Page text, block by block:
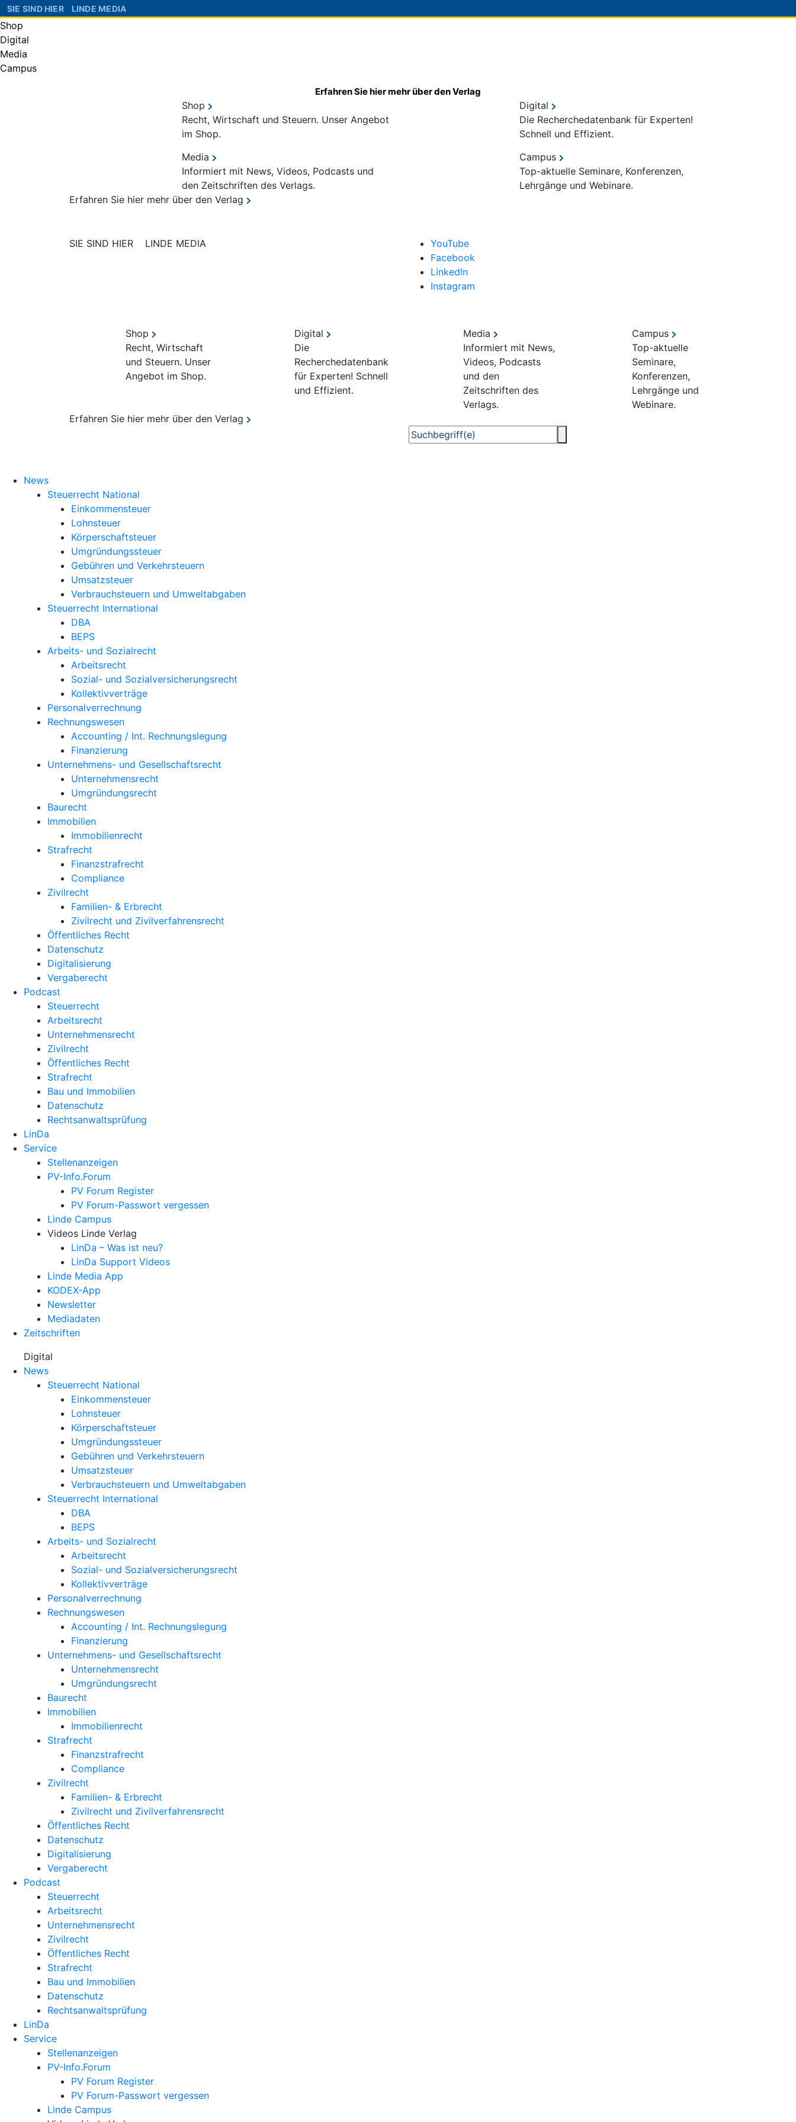
SIE SIND HIER LINDE MEDIA
Shop
Digital
Media
Campus
Erfahren Sie hier mehr über den Verlag
Shop
Recht, Wirtschaft und Steuern. Unser Angebot
im Shop.
Digital
Die Recherchedatenbank für Experten!
Schnell und Effizient.
Media
Informiert mit News, Videos, Podcasts und
den Zeitschriften des Verlags.
Campus
Top-aktuelle Seminare, Konferenzen,
Lehrgänge und Webinare.
Erfahren Sie hier mehr über den Verlag
SIE SIND HIER LINDE MEDIA
YouTube
Facebook
LinkedIn
Instagram
Shop
Recht, Wirtschaft
und Steuern. Unser
Angebot im Shop.
Digital
Die
Recherchedatenbank
für Experten! Schnell
und Effizient.
Media
Informiert mit News,
Videos, Podcasts
und den
Zeitschriften des
Verlags.
Campus
Top-aktuelle
Seminare,
Konferenzen,
Lehrgänge und
Webinare.
Erfahren Sie hier mehr über den Verlag
News
Steuerrecht National
Einkommensteuer
Lohnsteuer
Körperschaftsteuer
Umgründungssteuer
Gebühren und Verkehrsteuern
Umsatzsteuer
Verbrauchsteuern und Umweltabgaben
Steuerrecht International
DBA
BEPS
Arbeits- und Sozialrecht
Arbeitsrecht
Sozial- und Sozialversicherungsrecht
Kollektivverträge
Personalverrechnung
Rechnungswesen
Accounting / Int. Rechnungslegung
Finanzierung
Unternehmens- und Gesellschaftsrecht
Unternehmensrecht
Umgründungsrecht
Baurecht
Immobilien
Immobilienrecht
Strafrecht
Finanzstrafrecht
Compliance
Zivilrecht
Familien- & Erbrecht
Zivilrecht und Zivilverfahrensrecht
Öffentliches Recht
Datenschutz
Digitalisierung
Vergaberecht
Podcast
Steuerrecht
Arbeitsrecht
Unternehmens­recht
Zivilrecht
Öffentliches Recht
Strafrecht
Bau und Immobilien
Datenschutz
Rechtsanwalts­prüfung
LinDa
Service
Stellenanzeigen
PV-Info.Forum
PV Forum Register
PV Forum-Passwort vergessen
Linde Campus
Videos Linde Verlag
LinDa – Was ist neu?
LinDa Support Videos
Linde Media App
KODEX-App
Newsletter
Mediadaten
Zeitschriften
Digital
News
Steuerrecht National
Einkommensteuer
Lohnsteuer
Körperschaftsteuer
Umgründungssteuer
Gebühren und Verkehrsteuern
Umsatzsteuer
Verbrauchsteuern und Umweltabgaben
Steuerrecht International
DBA
BEPS
Arbeits- und Sozialrecht
Arbeitsrecht
Sozial- und Sozialversicherungsrecht
Kollektivverträge
Personalverrechnung
Rechnungswesen
Accounting / Int. Rechnungslegung
Finanzierung
Unternehmens- und Gesellschaftsrecht
Unternehmensrecht
Umgründungsrecht
Baurecht
Immobilien
Immobilienrecht
Strafrecht
Finanzstrafrecht
Compliance
Zivilrecht
Familien- & Erbrecht
Zivilrecht und Zivilverfahrensrecht
Öffentliches Recht
Datenschutz
Digitalisierung
Vergaberecht
Podcast
Steuerrecht
Arbeitsrecht
Unternehmens­recht
Zivilrecht
Öffentliches Recht
Strafrecht
Bau und Immobilien
Datenschutz
Rechtsanwalts­prüfung
LinDa
Service
Stellenanzeigen
PV-Info.Forum
PV Forum Register
PV Forum-Passwort vergessen
Linde Campus